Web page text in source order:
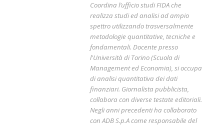
Coordina l’ufficio studi FIDA che
realizza studi ed analisi ad ampio
spettro utilizzando trasversalmente
metodologie quantitative, tecniche e
fondamentali. Docente presso
l'Università di Torino (Scuola di
Management ed Economia), si occupa
di analisi quantitativa dei dati
finanziari. Giornalista pubblicista,
collabora con diverse testate editoriali.
Negli anni precedenti ha collaborato
con ADB S.p.A come responsabile del